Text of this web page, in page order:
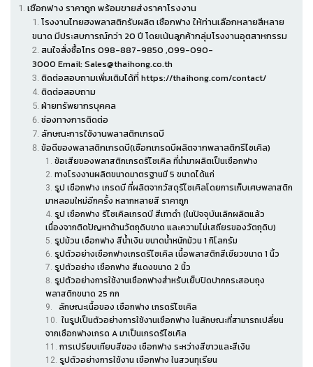
เชือกฟาง ราคาถูก พร้อมขายส่งราคาโรงงาน
โรงงานไทยฮงพลาสติกรับผลิต เชือกฟาง ให้ท่านเลือกหลายสีหลาย
ขนาด มีประสบการณ์กว่า 20 ปี โดยเน้นลูกค้ากลุ่มโรงงานอุตสาหกรรม
สนใจสั่งซื้อโทร 098-887-9850 ,099-090-
3000 Email: Sales@thaihong.co.th
ติดต่อสอบถามเพิ่มเติมได้ที่ https://thaihong.com/contact/
ติดต่อสอบถาม
ฝ่ายทรัพยากรบุคคล
ช่องทางการติดต่อ
ลักษณะการใช้งานพลาสติกเกรดบี
ข้อดีของพลาสติกเกรดบี(เชือกเกรดบีผลิตจากพลาสติกรีไซเคิล)
ข้อเสียของพลาสติกเกรดรีไซเคิล ที่นำมาผลิตเป็นเชือกฟาง
ทางโรงงานผลิตขนาดมาตรฐานมี 5 ขนาดได้แก่
รูป เชือกฟาง เกรดบี ที่ผลิตจากวัสดุรีไซเคิลโดยการเก็บเศษพลาสติก
มาหลอมใหม่อีกครั้ง หลากหลายสี ราคาถูก
รูป เชือกฟาง รีไซเคิลเกรดบี สีเทาดำ (ในปัจจุบันเลิกผลิตแล้ว
เนื่องจากติดปัญหาด้านวัตถุดิบขาด และความไม่เสถียรของวัตถุดิบ)
รูปม้วน เชือกฟาง สีน้ำเงิน ขนาดน้ำหนักม้วน 1 กิโลกรัม
รูปตัวอย่างเชือกฟางเกรดรีไซเคิล เนื้อพลาสติกสีเขียวขนาด 1 นิ้ว
รูปตัวอย่าง เชือกฟาง สีแดงขนาด 2 นิ้ว
รูปตัวอย่างการใช้งานเชือกฟางสำหรับเย็บปิดปากกระสอบถุง
พลาสติกขนาด 25 กก
ลักษณะเนื้อของ เชือกฟาง เกรดรีไซเคิล
ในรูปเป็นตัวอย่างการใช้งานเชือกฟาง ในลักษณะที่สามารถเปลี่ยน
จากเชือกฟางเกรด A มาเป็นเกรดรีไซเคิล
การเปรียบเทียบสีของ เชือกฟาง ระหว่างสีขาวและสีเงิน
รูปตัวอย่างการใช้งาน เชือกฟาง ในสวนทุเรียน